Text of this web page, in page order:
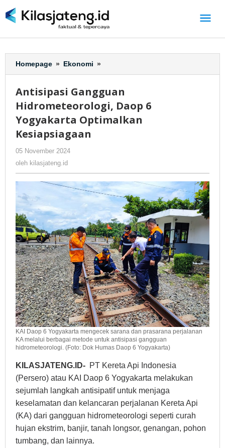
ke
Homepage » Ekonomi »
Gangguan
Daop
6
Yogyakarta
Antisipasi Gangguan
Hidrometeorologi, Daop 6
Yogyakarta Optimalkan
Kesiapsiagaan
05 November 2024
oleh kilasjateng.id
KAI Daop 6 Yogyakarta mengecek sarana dan prasarana perjalanan
KA melalui berbagai metode untuk antisipasi gangguan
hidrometeorologi. (Foto: Dok Humas Daop 6 Yogyakarta)
KILASJATENG.ID- PT Kereta Api Indonesia
(Persero) atau KAI Daop 6 Yogyakarta melakukan
sejumlah langkah antisipatif untuk menjaga
keselamatan dan kelancaran perjalanan Kereta Api
(KA) dari gangguan hidrometeorologi seperti curah
hujan ekstrim, banjir, tanah longsor, genangan, pohon
tumbang, dan lainnya.